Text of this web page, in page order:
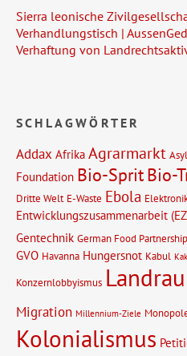
Sierra leonische
Verhandlungstisch |
Verhaftung von
SCHLAGWÖRTER
Addax Afrika Agrarmarkt Asyl
Foundation Bio-SpritBio-
Dritte Welt E-Waste Ebola
Entwicklungszusammenarbeit
Gentechnik German Food
GVO Havanna Hungersnot Kabul
Konzernlobbyismus
Migration Millennium-Ziele
Kolonialismus